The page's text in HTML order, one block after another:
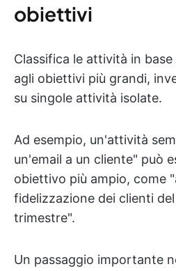
obiettivi
Classifica le attività in
agli obiettivi più grandi,
su singole attività isolate.
Ad esempio, un'attività
un'email a un cliente" può
obiettivo più ampio, come
fidelizzazione dei clienti
trimestre".
Un passaggio importante